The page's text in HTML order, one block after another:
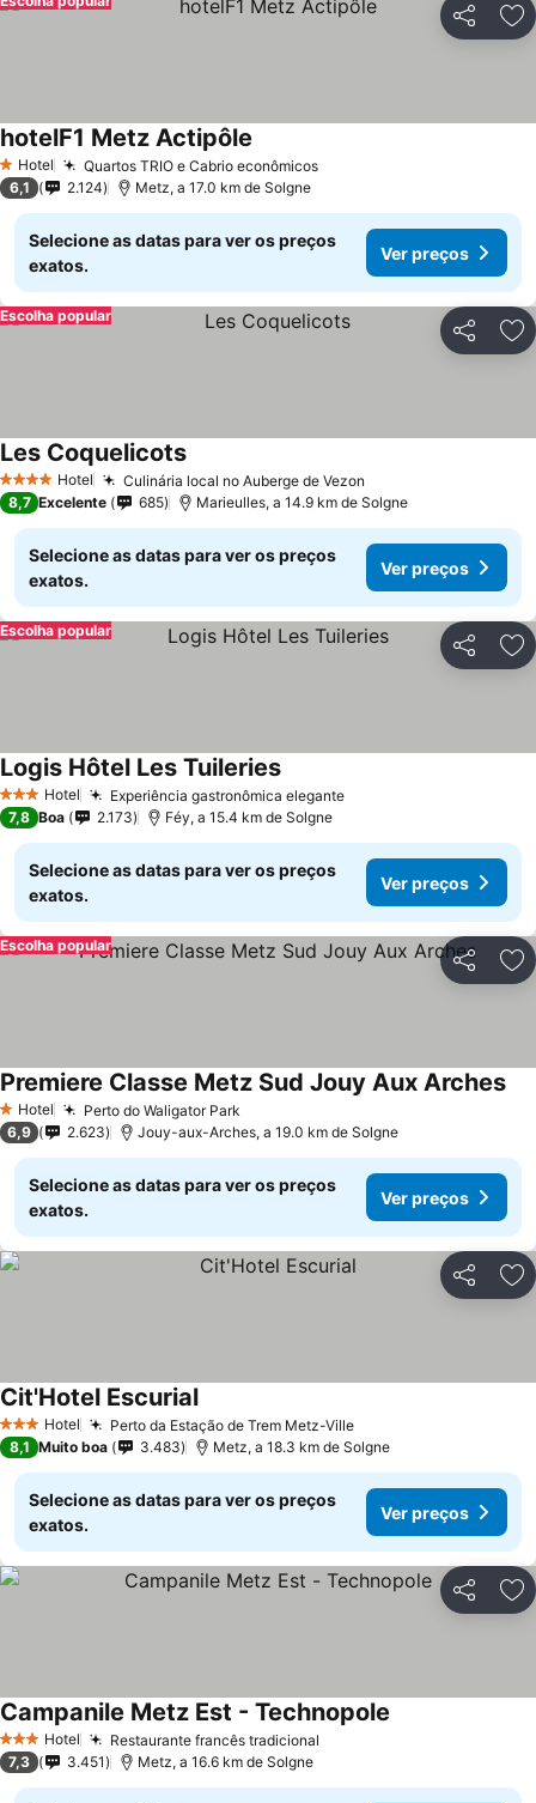
Partilhar
1 Estrelas
Hotel Quartos TRIO e Cabrio econômicosVer preços
hotelF1 Metz Actipôle
6,1 2.124 Metz, a 17.0 km de Solgne
Selecione as datas para ver os preços
exatos.
Ver preços
Partilhar
Escolha popular
4 EstrelasHotel Culinária local no Auberge de Vezon
Les CoquelicotsVer preços
8,7 Excelente 685 Marieulles, a 14.9 km de Solgne
Selecione as datas para ver os preços
exatos.
Ver preços
Partilhar
Escolha popular
3 EstrelasHotel Experiência gastronômica eleganteVer preços
Logis Hôtel Les TuileriesVer preços
7,8 Boa 2.173 Féy, a 15.4 km de Solgne
Selecione as datas para ver os preços
exatos.
Ver preços
Partilhar
Escolha popular
1 Estrelas
Hotel Perto do Waligator Park
Premiere Classe Metz Sud Jouy Aux Arches
6,9 2.623 Jouy-aux-Arches, a 19.0 km de Solgne
Selecione as datas para ver os preços
exatos.
Ver preços
Partilhar
3 EstrelasHotel Perto da Estação de Trem Metz-VilleVer preços
Cit'Hotel EscurialVer preços
8,1 Muito boa 3.483 Metz, a 18.3 km de Solgne
Selecione as datas para ver os preços
exatos.
Ver preços
Partilhar
3 EstrelasHotel Restaurante francês tradicional
Campanile Metz Est - Technopole
7,3 3.451 Metz, a 16.6 km de Solgne